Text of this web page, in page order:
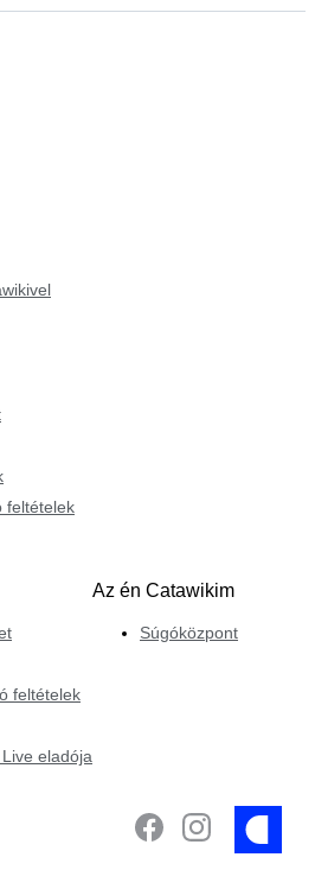
feltételek
feltételek
eladója
Az én Catawikim
Súgóközpont